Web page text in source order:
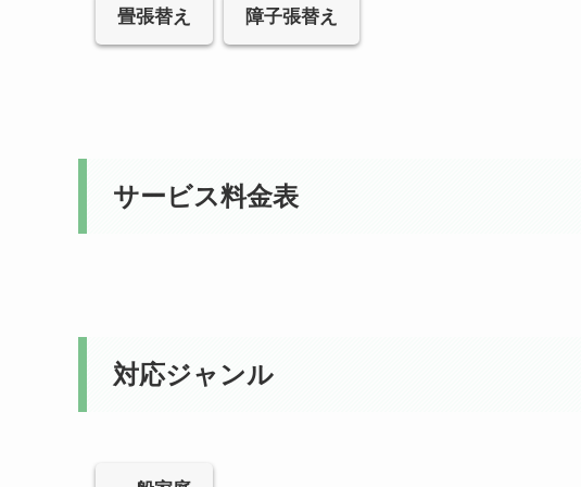
畳張替え 障子張替え
サービス料金表
対応ジャンル